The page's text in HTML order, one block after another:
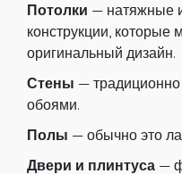
Потолки — натяжные
конструкции, которые
оригинальный дизайн.
Стены —
обоями.
Полы — обычно это
Двери и плинтуса —